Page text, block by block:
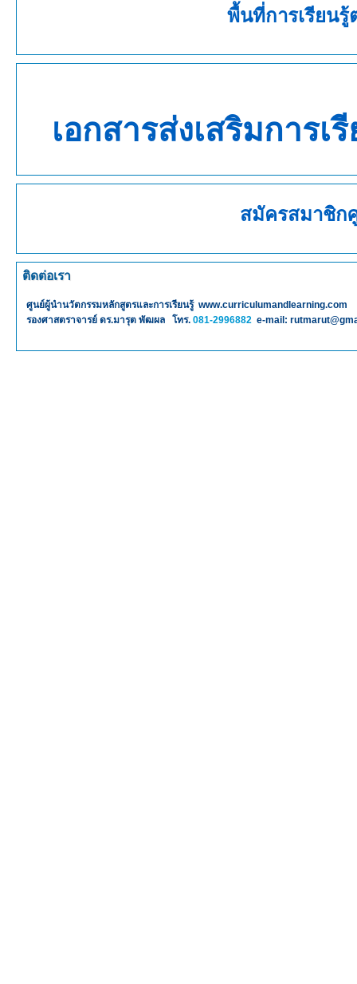
พื้นที่การเรียนรู้
เอกสารส่งเสริมการ
สมัครสมาชิก
ติดต่อเรา
ศูนย์ผู้นำนวัตกรรมหลักสูตรและการเรียนรู้ www.curriculumandlearning.com
รองศาสตราจารย์ ดร.มารุต พัฒผล โทร. 081-2996882 e-mail: